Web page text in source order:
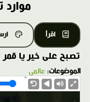
موارد
اقرأ
تصبح على خير يا قمر
الموضوعات: عالمي